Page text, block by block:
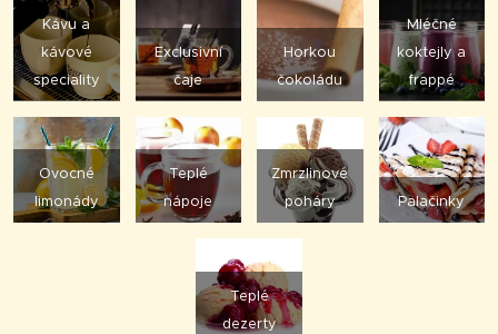
Kávu a
kávové
speciality
Exclusivní
čaje
Horkou
čokoládu
Mléčné
koktejly a
frappé
Ovocné
limonády
Teplé
nápoje
Zmrzlinové
poháry
Palačinky
Teplé
dezerty